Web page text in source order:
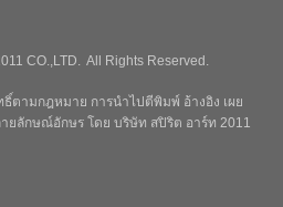
CO.,LTD. All Rights Reserved.
ตามกฎหมาย การนำไปตีพิมพ์ อ้างอิง เผย
ยลักษณ์อักษร โดย บริษัท สปิริต อาร์ท 2011